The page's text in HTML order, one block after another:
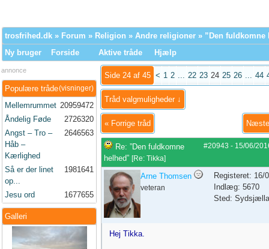
trosfrihed.dk » Forum » Religion » Andre religioner » ”Den fuldkomne
Ny bruger
Forside Aktive tråde Hjælp
annonce
(visninger)
Populære tråde
Mellemrummet 20959472
Åndelig Føde
2726320
Angst – Tro –
Håb –
Kærlighed
2646563
Så er der linet
op...
1981641
Jesu ord 1677655
Galleri
Side 24 af 45 < 1 2 ... 22 23 24 25 26 ... 44
Tråd valgmuligheder ↓
« Forrige tråd
#20943 - 15/06/
Re: ”Den fuldkomne
helhed” [Re: Tikka]
Arne Thomsen
veteran
Registeret: 16/
Indlæg: 5670
Sted:
Hej Tikka.